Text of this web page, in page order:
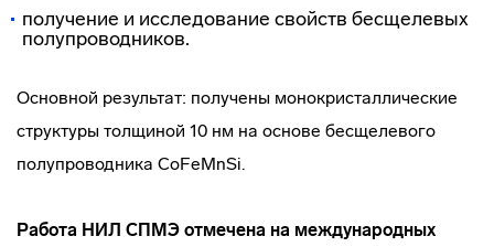
получение и исследование свойств бесщелевых
полупроводников.
Основной результат: получены монокристаллические
структуры толщиной 10 нм на основе бесщелевого
полупроводника CoFeMnSi.
Работа НИЛ СПМЭ отмечена на международных